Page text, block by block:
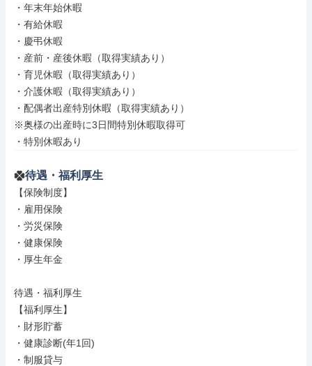
・年末年始休暇
・有給休暇
・慶弔休暇
・産前・産後休暇（取得実績あり）
・育児休暇（取得実績あり）
・介護休暇（取得実績あり）
・配偶者出産特別休暇（取得実績あり）
※奥様の出産時に3日間特別休暇取得可
・特別休暇あり
待遇・福利厚生
【保険制度】
・雇用保険
・労災保険
・健康保険
・厚生年金
待遇・福利厚生
【福利厚生】
・財形貯蓄
・健康診断(年1回)
・制服貸与